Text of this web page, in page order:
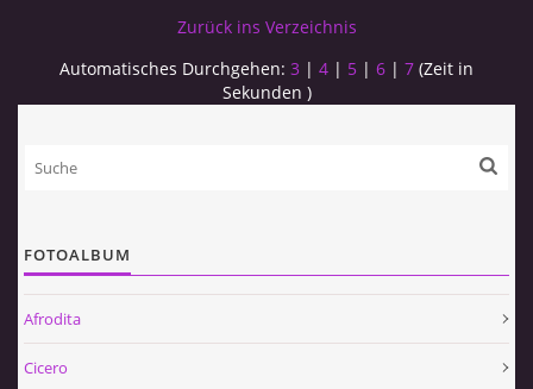
Zurück ins Verzeichnis
Automatisches Durchgehen: 3 | 4 | 5 | 6 | 7 (Zeit in
Sekunden )
FOTOALBUM
Afrodita
Cicero